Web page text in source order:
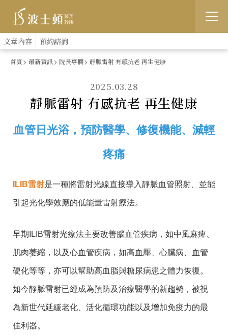
跳
:::
文章內容 預約諮詢
首頁 最新資訊 院長專欄 靜脈雷射 有感抗老 再生健康
2025.03.28
靜脈雷射 有感抗老 再生健康
血管日光浴，預防醫學、修復機能、減輕
疼痛
ILIB雷射是一種將雷射光線直接導入靜脈血管照射、並能
引起光化學效應的低能量雷射療法。
早期ILIB雷射光療法主要改善腦血管疾病，如中風麻痺、
肌肉萎縮，以及心血管疾病，如高血壓、心臟病、血管
硬化等等，亦可以幫助高血脂與糖尿病患之體力恢復。
如今靜脈雷射已經成為預防及治療醫學的新趨勢，被視
為新世代延緩老化、活化循環功能以及增加免疫力的最
佳利器。